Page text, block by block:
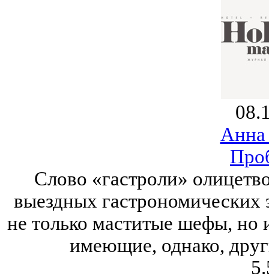
Анна
Слово «гастроли»
выездных гастрономических
не только маститые шефы, но
имеющие, однако,